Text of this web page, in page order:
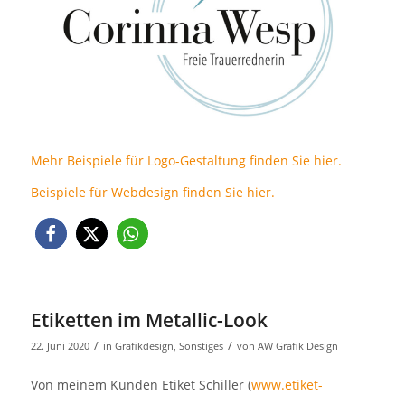
Mehr Beispiele für Logo-Gestaltung finden Sie hier.
Beispiele für Webdesign finden Sie hier.
Etiketten im Metallic-Look
22. Juni 2020 / in Grafikdesign, Sonstiges / von AW Grafik Design
Von meinem Kunden Etiket Schiller (www.etiket-